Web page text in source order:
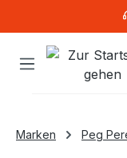
Marken Peg